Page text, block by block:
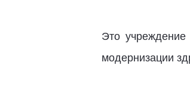
Это
модернизации